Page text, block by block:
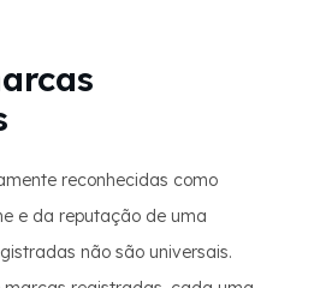
reconhecidas como
e da reputação de uma
não são universais.